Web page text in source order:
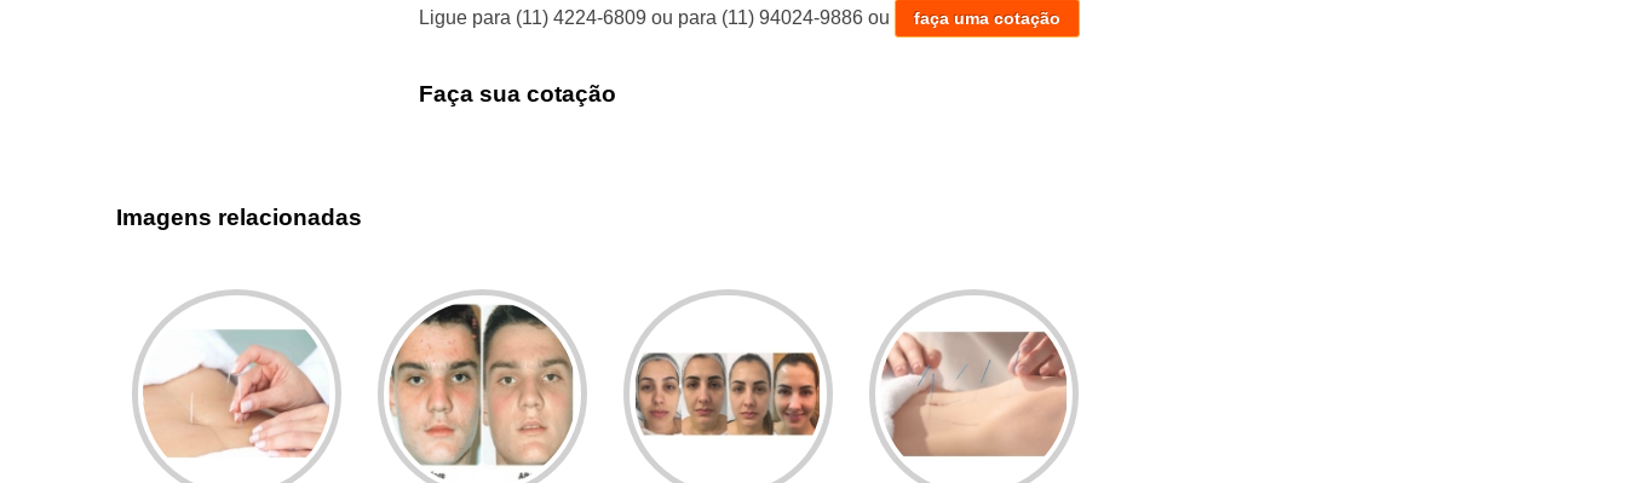
Ligue para (11) 4224-6809 ou para (11) 94024-9886 ou faça uma cotação
Faça sua cotação
Imagens relacionadas